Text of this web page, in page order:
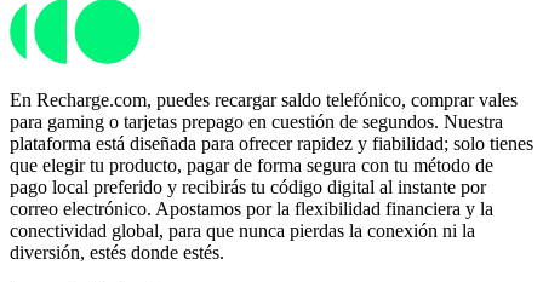
En Recharge.com, puedes recargar saldo telefónico, comprar vales
para gaming o tarjetas prepago en cuestión de segundos. Nuestra
plataforma está diseñada para ofrecer rapidez y fiabilidad; solo tienes
que elegir tu producto, pagar de forma segura con tu método de
pago local preferido y recibirás tu código digital al instante por
correo electrónico. Apostamos por la flexibilidad financiera y la
conectividad global, para que nunca pierdas la conexión ni la
diversión, estés donde estés.